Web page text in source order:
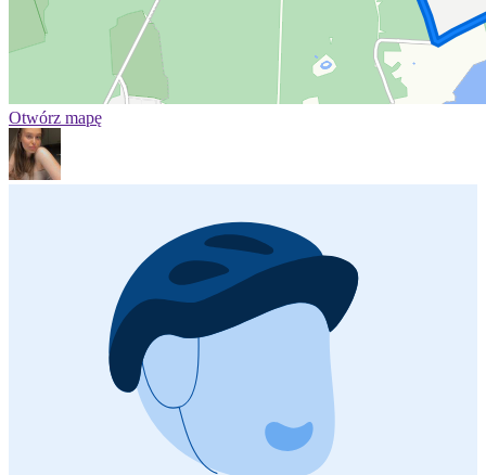
Otwórz mapę